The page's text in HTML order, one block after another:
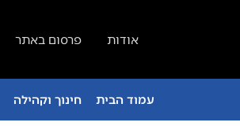
אודות פרסום באתר
עמוד הבית חינוך וקהילה